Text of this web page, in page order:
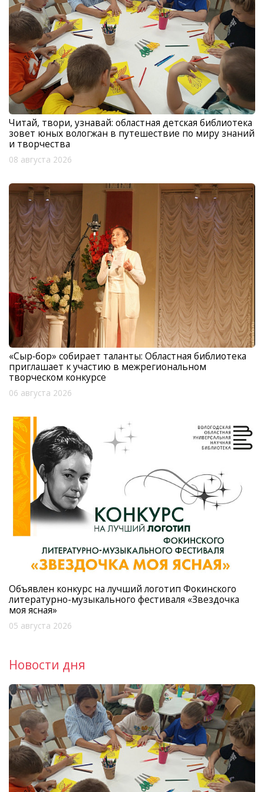
Читай, твори, узнавай: областная детская библиотека
зовет юных вологжан в путешествие по миру знаний
и творчества
08 августа 2026
«Сыр‑бор» собирает таланты: Областная библиотека
приглашает к участию в межрегиональном
творческом конкурсе
06 августа 2026
Объявлен конкурс на лучший логотип Фокинского
литературно-музыкального фестиваля «Звездочка
моя ясная»
05 августа 2026
Новости дня